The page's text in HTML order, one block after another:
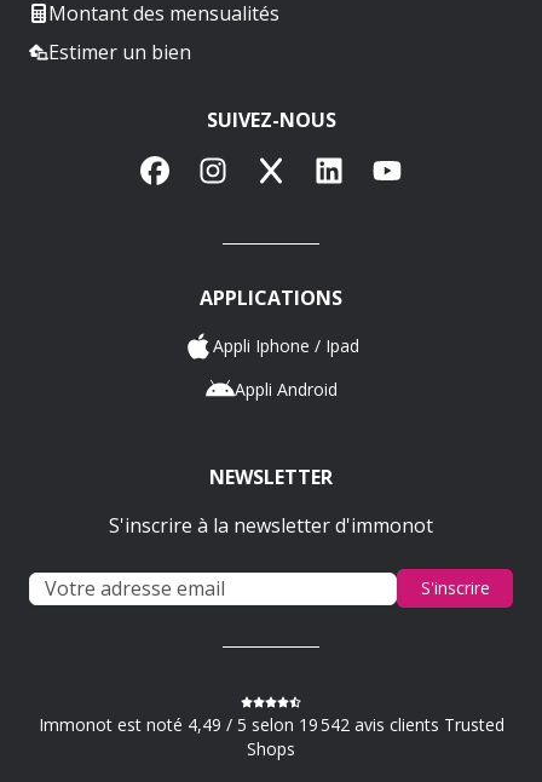
Montant des mensualités
Estimer un bien
SUIVEZ-NOUS
FacebookInstagram
X LinkedInYouTube
APPLICATIONS
Appli Iphone / Ipad
Appli Android
NEWSLETTER
S'inscrire à la newsletter d'immonot
S'inscrire
Immonot est noté 4,49 / 5 selon 19 542 avis clients Trusted
Shops